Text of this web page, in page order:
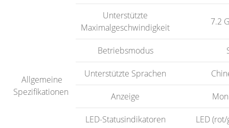
Allgemeine
Spezifikationen
Unterstützte
Maximalgeschwindigkeit
7.2
Betriebsmodus
Unterstützte Sprachen
Anzeige
LED-Statusindikatoren LED